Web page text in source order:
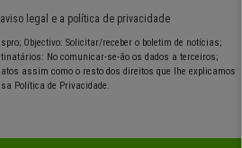
aviso legal e a política de privacidade
Objectivo: Solicitar/receber o boletim de notícias;
No comunicar-se-ão os dados a terceiros;
assim como o resto dos direitos que lhe explicamos
Política de Privacidade.